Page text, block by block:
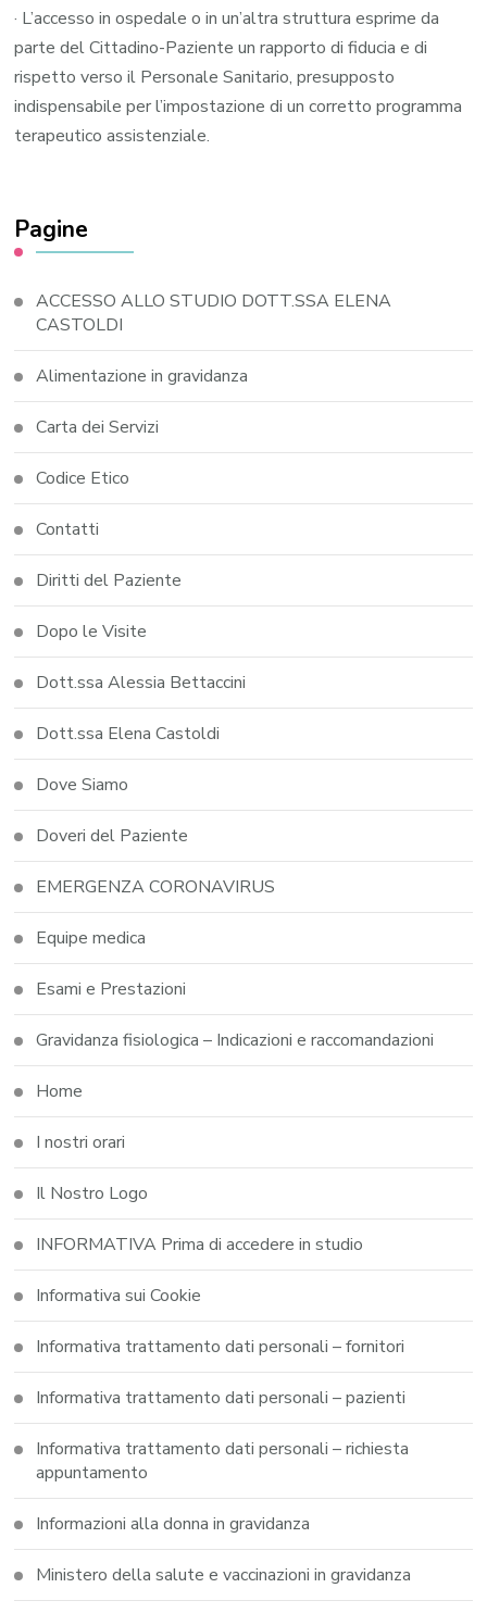
· L’accesso in ospedale o in un’altra struttura esprime da
parte del Cittadino-Paziente un rapporto di fiducia e di
rispetto verso il Personale Sanitario, presupposto
indispensabile per l’impostazione di un corretto programma
terapeutico assistenziale.
Pagine
ACCESSO ALLO STUDIO DOTT.SSA ELENA
CASTOLDI
Alimentazione in gravidanza
Carta dei Servizi
Codice Etico
Contatti
Diritti del Paziente
Dopo le Visite
Dott.ssa Alessia Bettaccini
Dott.ssa Elena Castoldi
Dove Siamo
Doveri del Paziente
EMERGENZA CORONAVIRUS
Equipe medica
Esami e Prestazioni
Gravidanza fisiologica – Indicazioni e raccomandazioni
Home
I nostri orari
Il Nostro Logo
INFORMATIVA Prima di accedere in studio
Informativa sui Cookie
Informativa trattamento dati personali – fornitori
Informativa trattamento dati personali – pazienti
Informativa trattamento dati personali – richiesta
appuntamento
Informazioni alla donna in gravidanza
Ministero della salute e vaccinazioni in gravidanza